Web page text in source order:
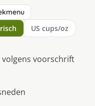
US cups/oz
voorschrift